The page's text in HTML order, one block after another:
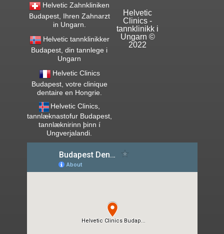
Helvetic Zahnkliniken
Budapest, Ihren Zahnarzt
in Ungarn.
Helvetic tannklinikker
Budapest, din tannlege i
Ungarn
Helvetic Clinics
Budapest, votre clinique
dentaire en Hongrie.
Helvetic Clinics,
tannlæknastofur Budapest,
tannlæknirinn þinn í
Ungverjalandi.
Helvetic
Clinics -
tannklinikk i
Ungarn ©
2022